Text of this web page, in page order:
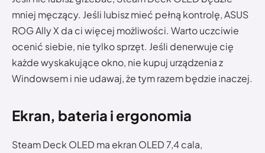
mniej męczący. Jeśli lubisz mieć pełną kontrolę, ASUS
ROG Ally X da ci więcej możliwości. Warto uczciwie
ocenić siebie, nie tylko sprzęt. Jeśli denerwuje cię
każde wyskakujące okno, nie kupuj urządzenia z
Windowsem i nie udawaj, że tym razem będzie inaczej.
Ekran, bateria i ergonomia
Steam Deck OLED ma ekran OLED 7,4 cala,